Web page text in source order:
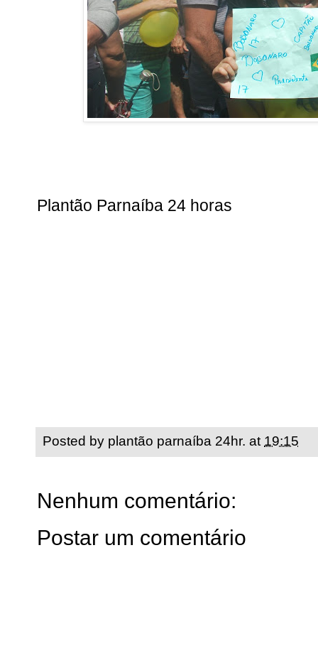
Plantão Parnaíba 24 horas
Posted by plantão parnaíba 24hr. at 19:15
Nenhum comentário:
Postar um comentário